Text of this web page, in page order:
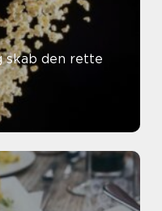
skab den rette